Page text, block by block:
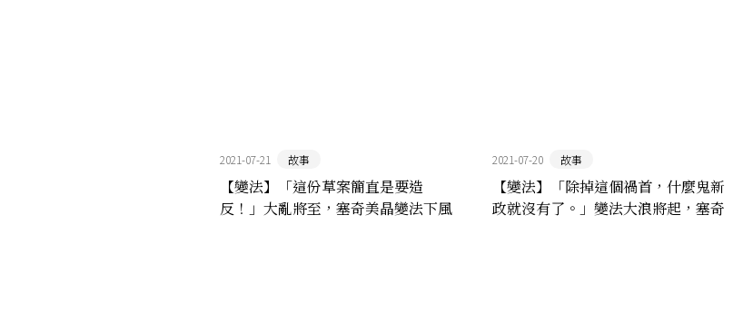
2021-07-21 故事
【變法】「這份草案簡直是要造
反！」大亂將至，塞奇美晶變法下風
2021-07-20 故事
【變法】「除掉這個禍首，什麼鬼新
政就沒有了。」變法大浪將起，塞奇